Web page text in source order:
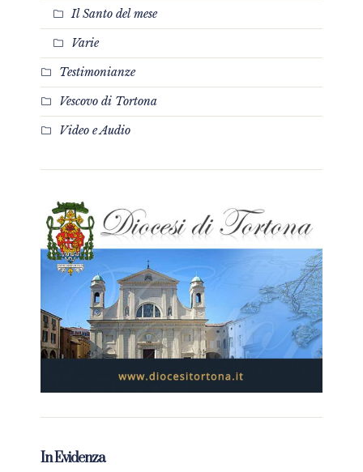
Il Santo del mese
Varie
Testimonianze
Vescovo di Tortona
Video e Audio
In Evidenza